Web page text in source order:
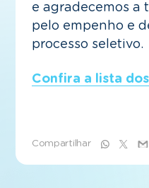
e agradecemos a
pelo empenho e
processo seletivo.
Confira a lista
Compartilhar